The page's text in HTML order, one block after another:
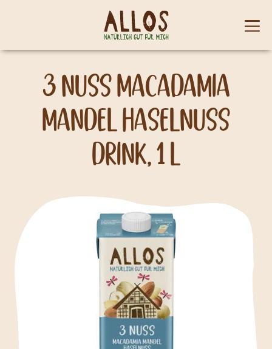
Skip to content
menu
3 Nuss Macadamia
Mandel Haselnuss
Drink, 1 l